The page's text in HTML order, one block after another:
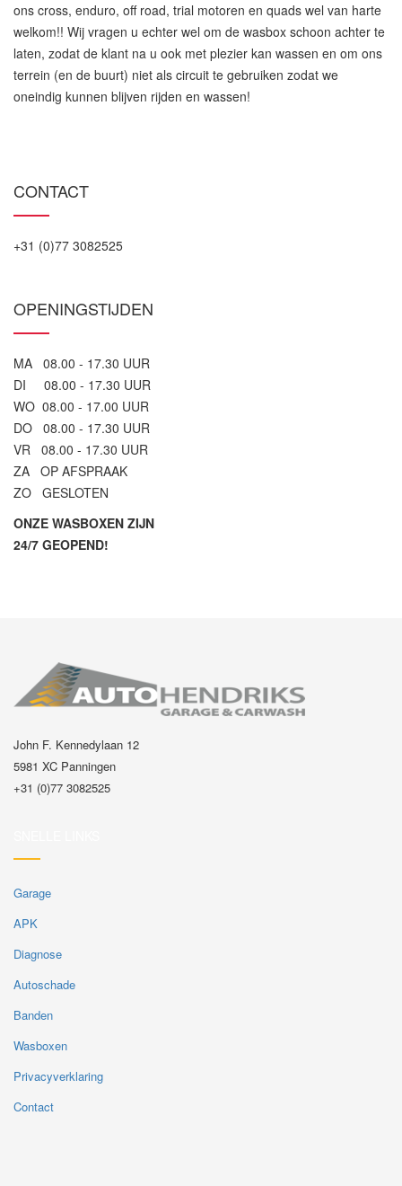
ons cross, enduro, off road, trial motoren en quads wel van harte
welkom!! Wij vragen u echter wel om de wasbox schoon achter te
laten, zodat de klant na u ook met plezier kan wassen en om ons
terrein (en de buurt) niet als circuit te gebruiken zodat we
oneindig kunnen blijven rijden en wassen!
CONTACT
+31 (0)77 3082525
OPENINGSTIJDEN
MA 08.00 - 17.30 UUR
DI 08.00 - 17.30 UUR
WO 08.00 - 17.00 UUR
DO 08.00 - 17.30 UUR
VR 08.00 - 17.30 UUR
ZA OP AFSPRAAK
ZO GESLOTEN
ONZE WASBOXEN ZIJN
24/7 GEOPEND!
John F. Kennedylaan 12
5981 XC Panningen
+31 (0)77 3082525
Garage
APK
Diagnose
Autoschade
Banden
Wasboxen
Privacyverklaring
Contact